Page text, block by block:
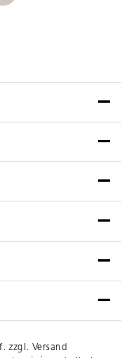
zzgl. Versand